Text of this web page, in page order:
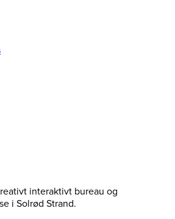
interaktivt bureau og
i Solrød Strand.